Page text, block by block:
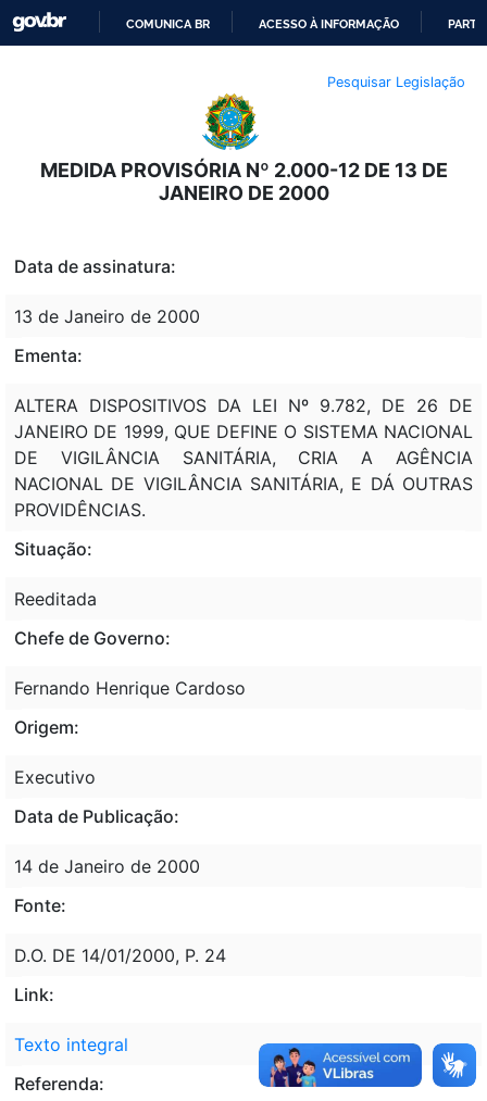
O
CONTEÚDO
COMUNICA BR ACESSO À INFORMAÇÃO
Pesquisar Legislação
MEDIDA PROVISÓRIA Nº 2.000-12 DE 13 DE
JANEIRO DE 2000
Data de assinatura:
13 de Janeiro de 2000
Ementa:
ALTERA DISPOSITIVOS DA LEI Nº 9.782, DE 26 DE
JANEIRO DE 1999, QUE DEFINE O SISTEMA NACIONAL
DE VIGILÂNCIA SANITÁRIA, CRIA A AGÊNCIA
NACIONAL DE VIGILÂNCIA SANITÁRIA, E DÁ OUTRAS
PROVIDÊNCIAS.
Situação:
Reeditada
Chefe de Governo:
Fernando Henrique Cardoso
Origem:
Executivo
Data de Publicação:
14 de Janeiro de 2000
Fonte:
D.O. DE 14/01/2000, P. 24
Link:
Texto integral
Referenda: